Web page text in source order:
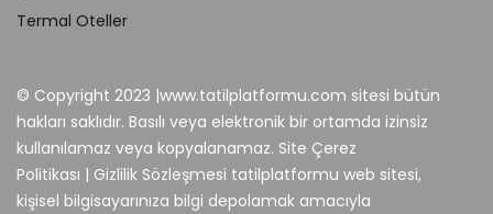
Termal Oteller
© Copyright 2023 |www.tatilplatformu.com sitesi bütün
hakları saklıdır. Basılı veya elektronik bir ortamda izinsiz
kullanılamaz veya kopyalanamaz. Site Çerez
Politikası | Gizlilik Sözleşmesi tatilplatformu web sitesi,
kişisel bilgisayarınıza bilgi depolamak amacıyla